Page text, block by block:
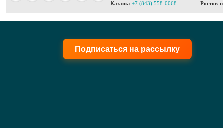
Казань: +7 (843) 558-0068
Ростов-
Подписаться на рассылку